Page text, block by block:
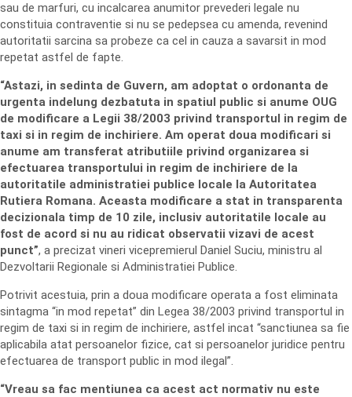
sau de marfuri, cu incalcarea anumitor prevederi legale nu
constituia contraventie si nu se pedepsea cu amenda, revenind
autoritatii sarcina sa probeze ca cel in cauza a savarsit in mod
repetat astfel de fapte.
“Astazi, in sedinta de Guvern, am adoptat o ordonanta de
urgenta indelung dezbatuta in spatiul public si anume OUG
de modificare a Legii 38/2003 privind transportul in regim de
taxi si in regim de inchiriere. Am operat doua modificari si
anume am transferat atributiile privind organizarea si
efectuarea transportului in regim de inchiriere de la
autoritatile administratiei publice locale la Autoritatea
Rutiera Romana. Aceasta modificare a stat in transparenta
decizionala timp de 10 zile, inclusiv autoritatile locale au
fost de acord si nu au ridicat observatii vizavi de acest
punct”, a precizat vineri vicepremierul Daniel Suciu, ministru al
Dezvoltarii Regionale si Administratiei Publice.
Potrivit acestuia, prin a doua modificare operata a fost eliminata
sintagma “in mod repetat” din Legea 38/2003 privind transportul in
regim de taxi si in regim de inchiriere, astfel incat “sanctiunea sa fie
aplicabila atat persoanelor fizice, cat si persoanelor juridice pentru
efectuarea de transport public in mod ilegal”.
“Vreau sa fac mentiunea ca acest act normativ nu este